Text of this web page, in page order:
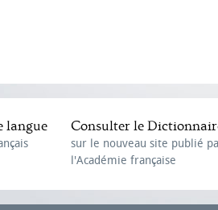
langue Consulter le
sur le nouveau site publié
l'Académie française